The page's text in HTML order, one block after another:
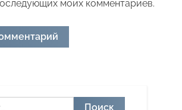
моих комментариев.